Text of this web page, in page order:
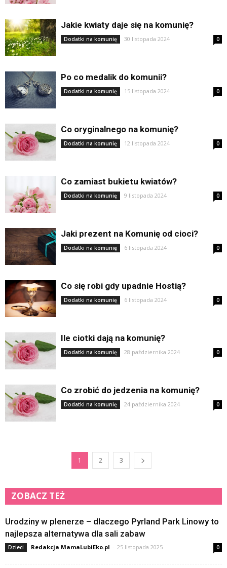
Jakie kwiaty daje się na komunię?
Dodatki na komunię 30 listopada 2024 0
Po co medalik do komunii?
Dodatki na komunię 15 listopada 2024 0
Co oryginalnego na komunię?
Dodatki na komunię 12 listopada 2024 0
Co zamiast bukietu kwiatów?
Dodatki na komunię 9 listopada 2024 0
Jaki prezent na Komunię od cioci?
Dodatki na komunię 6 listopada 2024 0
Co się robi gdy upadnie Hostią?
Dodatki na komunię 6 listopada 2024 0
Ile ciotki dają na komunię?
Dodatki na komunię 28 października 2024 0
Co zrobić do jedzenia na komunię?
Dodatki na komunię 24 października 2024 0
1 2 3
ZOBACZ TEŻ
Urodziny w plenerze – dlaczego Pyrland Park Linowy to
najlepsza alternatywa dla sali zabaw
Dzieci Redakcja MamaLubiEko.pl - 25 listopada 2025 0